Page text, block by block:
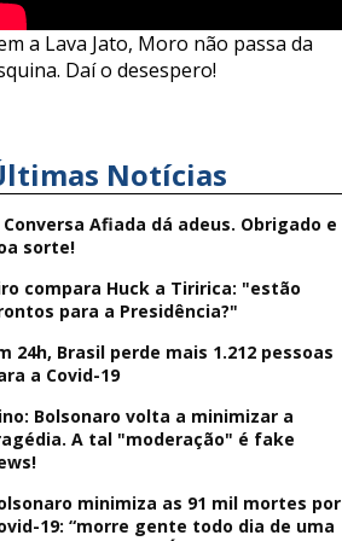
a Lava Jato, Moro não passa da
Daí o desespero!
Notícias
Conversa Afiada dá adeus. Obrigado e
sorte!
compara Huck a Tiririca: "estão
para a Presidência?"
24h, Brasil perde mais 1.212 pessoas
a Covid-19
Bolsonaro volta a minimizar a
A tal "moderação" é fake
minimiza as 91 mil mortes por
19: “morre gente todo dia de uma